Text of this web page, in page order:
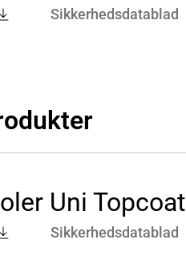
Sikkerhedsdatablad
Uni Topcoat
Sikkerhedsdatablad